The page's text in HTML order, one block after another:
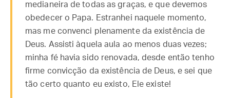
medianeira de todas as graças, e que devemos
obedecer o Papa. Estranhei naquele momento,
mas me convenci plenamente da existência de
Deus. Assisti àquela aula ao menos duas vezes;
minha fé havia sido renovada, desde então tenho
firme convicção da existência de Deus, e sei que
tão certo quanto eu existo, Ele existe!